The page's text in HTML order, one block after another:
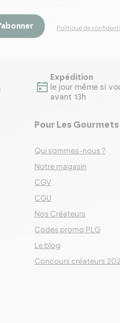
Politique de
Expédition
le jour même si
avant 13h
Pour Les Gourmets
Qui sommes-nous ?
Notre magasin
CGV
CGU
Nos Créateurs
Codes promo PLG
Le blog
Concours créateurs